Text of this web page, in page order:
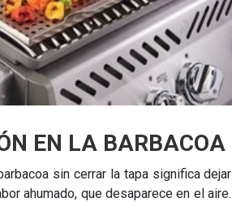
EN LA BARBACOA
sin cerrar la tapa significa
ahumado, que desaparece en el